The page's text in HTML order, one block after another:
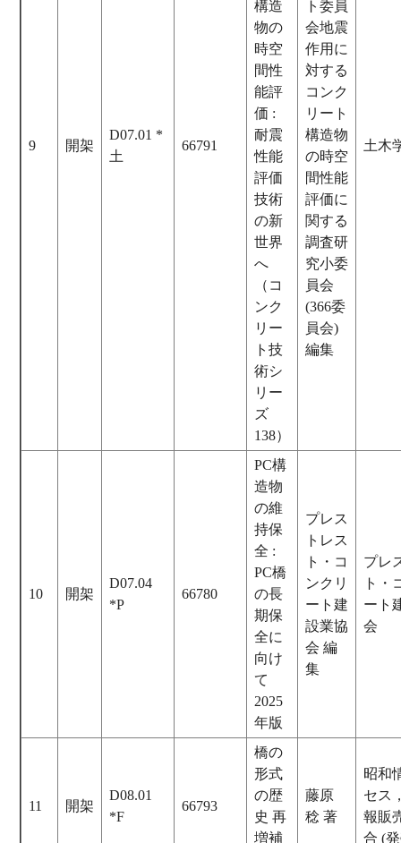
9 開架
D07.01 *
土
66791
構造
物の
時空
間性
能評
価 :
耐震
性能
評価
技術
の新
世界
へ
（コ
ンク
リー
ト技
術シ
リー
ズ
138）
ト委員
会地震
作用に
対する
コンク
リート
構造物
の時空
間性能
評価に
関する
調査研
究小委
員会
(366委
員会)
編集
土木
10 開架
D07.04
*P
66780
PC構
造物
の維
持保
全 :
PC橋
の長
期保
全に
向け
て
2025
年版
プレス
トレス
ト・コ
ンクリ
ート建
設業協
会 編
集
プレ
ト・
ート
会
11 開架
D08.01
*F
66793
橋の
形式
の歴
史 再
増補
藤原
稔 著
昭和
セス
報販
合 (